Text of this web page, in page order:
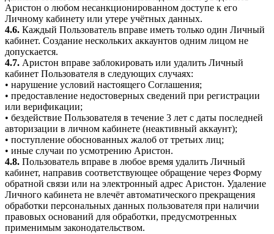
Аристон о любом несанкционированном доступе к его
Личному кабинету или утере учётных данных.
4.6. Каждый Пользователь вправе иметь только один Личный
кабинет. Создание нескольких аккаунтов одним лицом не
допускается.
4.7. Аристон вправе заблокировать или удалить Личный
кабинет Пользователя в следующих случаях:
• нарушение условий настоящего Соглашения;
• предоставление недостоверных сведений при регистрации
или верификации;
• бездействие Пользователя в течение 3 лет с даты последней
авторизации в личном кабинете (неактивный аккаунт);
• поступление обоснованных жалоб от третьих лиц;
• иные случаи по усмотрению Аристон.
4.8. Пользователь вправе в любое время удалить Личный
кабинет, направив соответствующее обращение через Форму
обратной связи или на электронный адрес Аристон. Удаление
Личного кабинета не влечёт автоматического прекращения
обработки персональных данных пользователя при наличии
правовых оснований для обработки, предусмотренных
применимым законодательством.